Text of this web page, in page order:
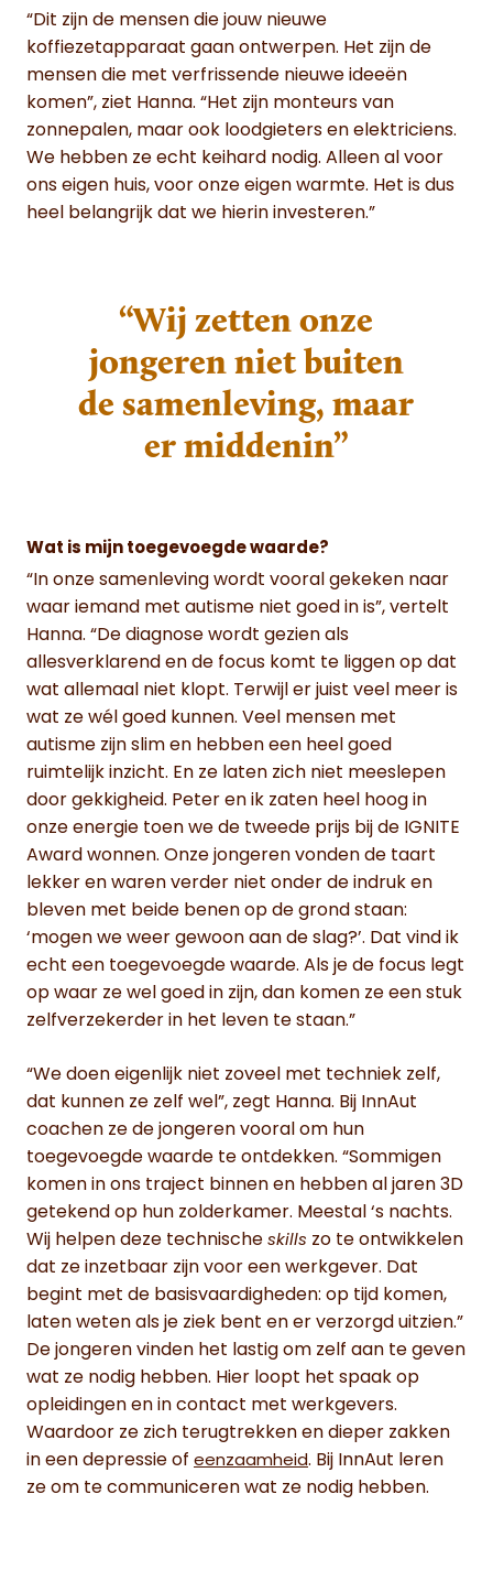
“Dit zijn de mensen die jouw nieuwe
koffiezetapparaat gaan ontwerpen. Het zijn de
mensen die met verfrissende nieuwe ideeën
komen”, ziet Hanna. “Het zijn monteurs van
zonnepalen, maar ook loodgieters en elektriciens.
We hebben ze echt keihard nodig. Alleen al voor
ons eigen huis, voor onze eigen warmte. Het is dus
heel belangrijk dat we hierin investeren.”
“Wij zetten onze
jongeren niet buiten
de samenleving, maar
er middenin”
Wat is mijn toegevoegde waarde?
“In onze samenleving wordt vooral gekeken naar
waar iemand met autisme niet goed in is”, vertelt
Hanna. “De diagnose wordt gezien als
allesverklarend en de focus komt te liggen op dat
wat allemaal niet klopt. Terwijl er juist veel meer is
wat ze wél goed kunnen. Veel mensen met
autisme zijn slim en hebben een heel goed
ruimtelijk inzicht. En ze laten zich niet meeslepen
door gekkigheid. Peter en ik zaten heel hoog in
onze energie toen we de tweede prijs bij de IGNITE
Award wonnen. Onze jongeren vonden de taart
lekker en waren verder niet onder de indruk en
bleven met beide benen op de grond staan:
‘mogen we weer gewoon aan de slag?’. Dat vind ik
echt een toegevoegde waarde. Als je de focus legt
op waar ze wel goed in zijn, dan komen ze een stuk
zelfverzekerder in het leven te staan.”
“We doen eigenlijk niet zoveel met techniek zelf,
dat kunnen ze zelf wel”, zegt Hanna. Bij InnAut
coachen ze de jongeren vooral om hun
toegevoegde waarde te ontdekken. “Sommigen
komen in ons traject binnen en hebben al jaren 3D
getekend op hun zolderkamer. Meestal ‘s nachts.
Wij helpen deze technische skills zo te ontwikkelen
dat ze inzetbaar zijn voor een werkgever. Dat
begint met de basisvaardigheden: op tijd komen,
laten weten als je ziek bent en er verzorgd uitzien.”
De jongeren vinden het lastig om zelf aan te geven
wat ze nodig hebben. Hier loopt het spaak op
opleidingen en in contact met werkgevers.
Waardoor ze zich terugtrekken en dieper zakken
in een depressie of eenzaamheid. Bij InnAut leren
ze om te communiceren wat ze nodig hebben.